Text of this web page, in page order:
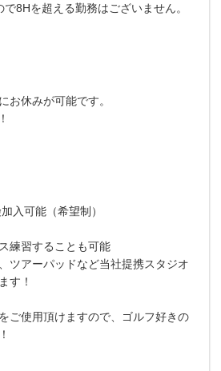
8Hを超える勤務はございません。
お休みが可能です。
入可能（希望制）
練習することも可能
ツアーパッドなど当社提携スタジオ
す！
ご使用頂けますので、ゴルフ好きの